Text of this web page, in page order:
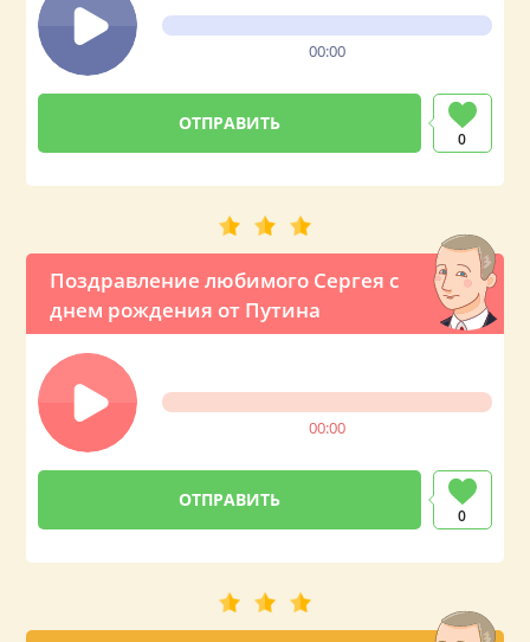
00:00
0
Поздравление любимого Сергея с
днем рождения от Путина
00:00
0